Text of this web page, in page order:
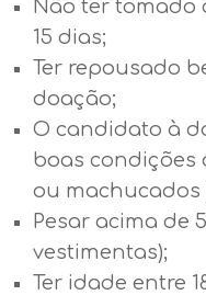
Não ter
15 dias;
Ter repousado
doação;
O candidato à
boas condições
ou machucados
Pesar acima de
vestimentas);
Ter idade entre